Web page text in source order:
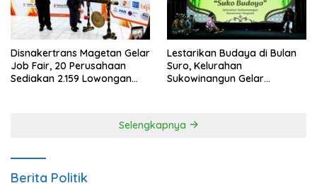
Disnakertrans Magetan Gelar
Job Fair, 20 Perusahaan
Sediakan 2.159 Lowongan
Lestarikan Budaya di Bulan
Suro, Kelurahan
Sukowinangun Gelar
Selengkapnya
Berita Politik